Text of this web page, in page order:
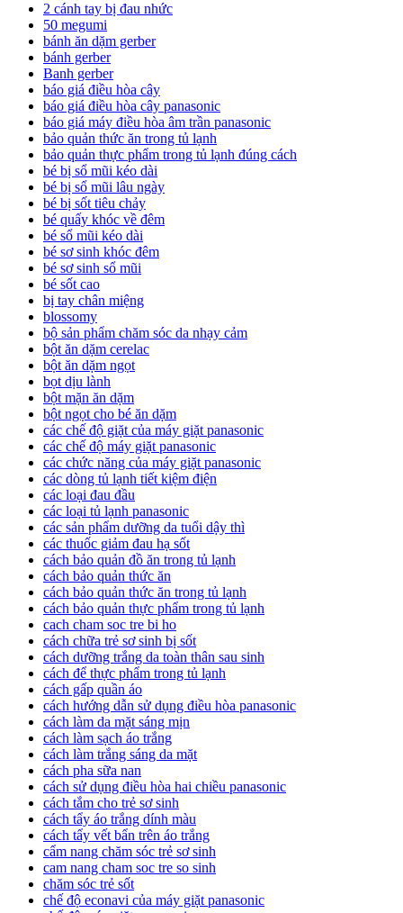
2 cánh tay bị đau nhức
50 megumi
bánh ăn dặm gerber
bánh gerber
Banh gerber
báo giá điều hòa cây
báo giá điều hòa cây panasonic
báo giá máy điều hòa âm trần panasonic
bảo quản thức ăn trong tủ lạnh
bảo quản thực phẩm trong tủ lạnh đúng cách
bé bị sổ mũi kéo dài
bé bị sổ mũi lâu ngày
bé bị sốt tiêu chảy
bé quấy khóc về đêm
bé sổ mũi kéo dài
bé sơ sinh khóc đêm
bé sơ sinh sổ mũi
bé sốt cao
bị tay chân miệng
blossomy
bộ sản phẩm chăm sóc da nhạy cảm
bột ăn dặm cerelac
bột ăn dặm ngọt
bọt dịu lành
bột mặn ăn dặm
bột ngọt cho bé ăn dặm
các chế độ giặt của máy giặt panasonic
các chế độ máy giặt panasonic
các chức năng của máy giặt panasonic
các dòng tủ lạnh tiết kiệm điện
các loại đau đầu
các loại tủ lạnh panasonic
các sản phẩm dưỡng da tuổi dậy thì
các thuốc giảm đau hạ sốt
cách bảo quản đồ ăn trong tủ lạnh
cách bảo quản thức ăn
cách bảo quản thức ăn trong tủ lạnh
cách bảo quản thực phẩm trong tủ lạnh
cach cham soc tre bi ho
cách chữa trẻ sơ sinh bị sốt
cách dưỡng trắng da toàn thân sau sinh
cách để thực phẩm trong tủ lạnh
cách gấp quần áo
cách hướng dẫn sử dụng điều hòa panasonic
cách làm da mặt sáng mịn
cách làm sạch áo trắng
cách làm trắng sáng da mặt
cách pha sữa nan
cách sử dụng điều hòa hai chiều panasonic
cách tắm cho trẻ sơ sinh
cách tẩy áo trắng dính màu
cách tẩy vết bẩn trên áo trắng
cẩm nang chăm sóc trẻ sơ sinh
cam nang cham soc tre so sinh
chăm sóc trẻ sốt
chế độ econavi của máy giặt panasonic